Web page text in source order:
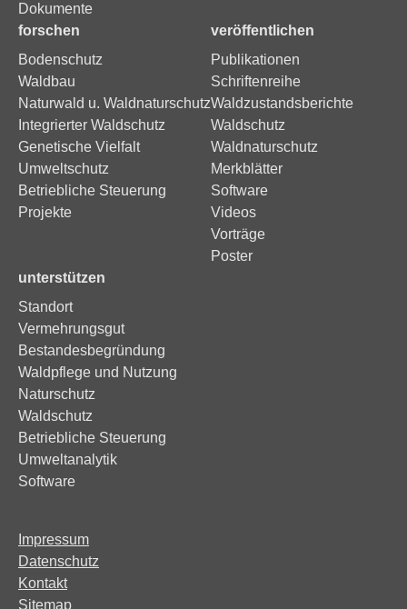
Dokumente
forschen
Bodenschutz
Waldbau
Naturwald u. Waldnaturschutz
Integrierter Waldschutz
Genetische Vielfalt
Umweltschutz
Betriebliche Steuerung
Projekte
veröffentlichen
Publikationen
Schriftenreihe
Waldzustandsberichte
Waldschutz
Waldnaturschutz
Merkblätter
Software
Videos
Vorträge
Poster
unterstützen
Standort
Vermehrungsgut
Bestandesbegründung
Waldpflege und Nutzung
Naturschutz
Waldschutz
Betriebliche Steuerung
Umweltanalytik
Software
Impressum
Datenschutz
Kontakt
Sitemap